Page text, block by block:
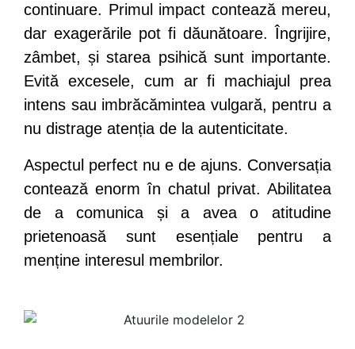
continuare. Primul impact contează mereu,
dar exagerările pot fi dăunătoare. Îngrijire,
zâmbet, și starea psihică sunt importante.
Evită excesele, cum ar fi machiajul prea
intens sau imbrăcămintea vulgară, pentru a
nu distrage atenția de la autenticitate.
Aspectul perfect nu e de ajuns. Conversația
contează enorm în chatul privat. Abilitatea
de a comunica și a avea o atitudine
prietenoasă sunt esențiale pentru a
menține interesul membrilor.